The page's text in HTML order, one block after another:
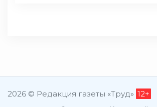
2026 © Редакция газеты «Труд» 12+